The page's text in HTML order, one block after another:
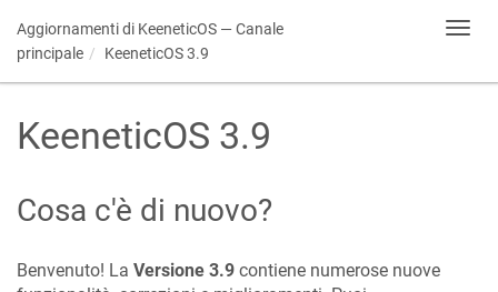
Aggiornamenti di KeeneticOS — Canale
principale
KeeneticOS3.9
KeeneticOS 3.9
Cosa c'è di nuovo?
Benvenuto! La Versione 3.9 contiene numerose nuove